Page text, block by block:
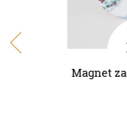
Magnet za